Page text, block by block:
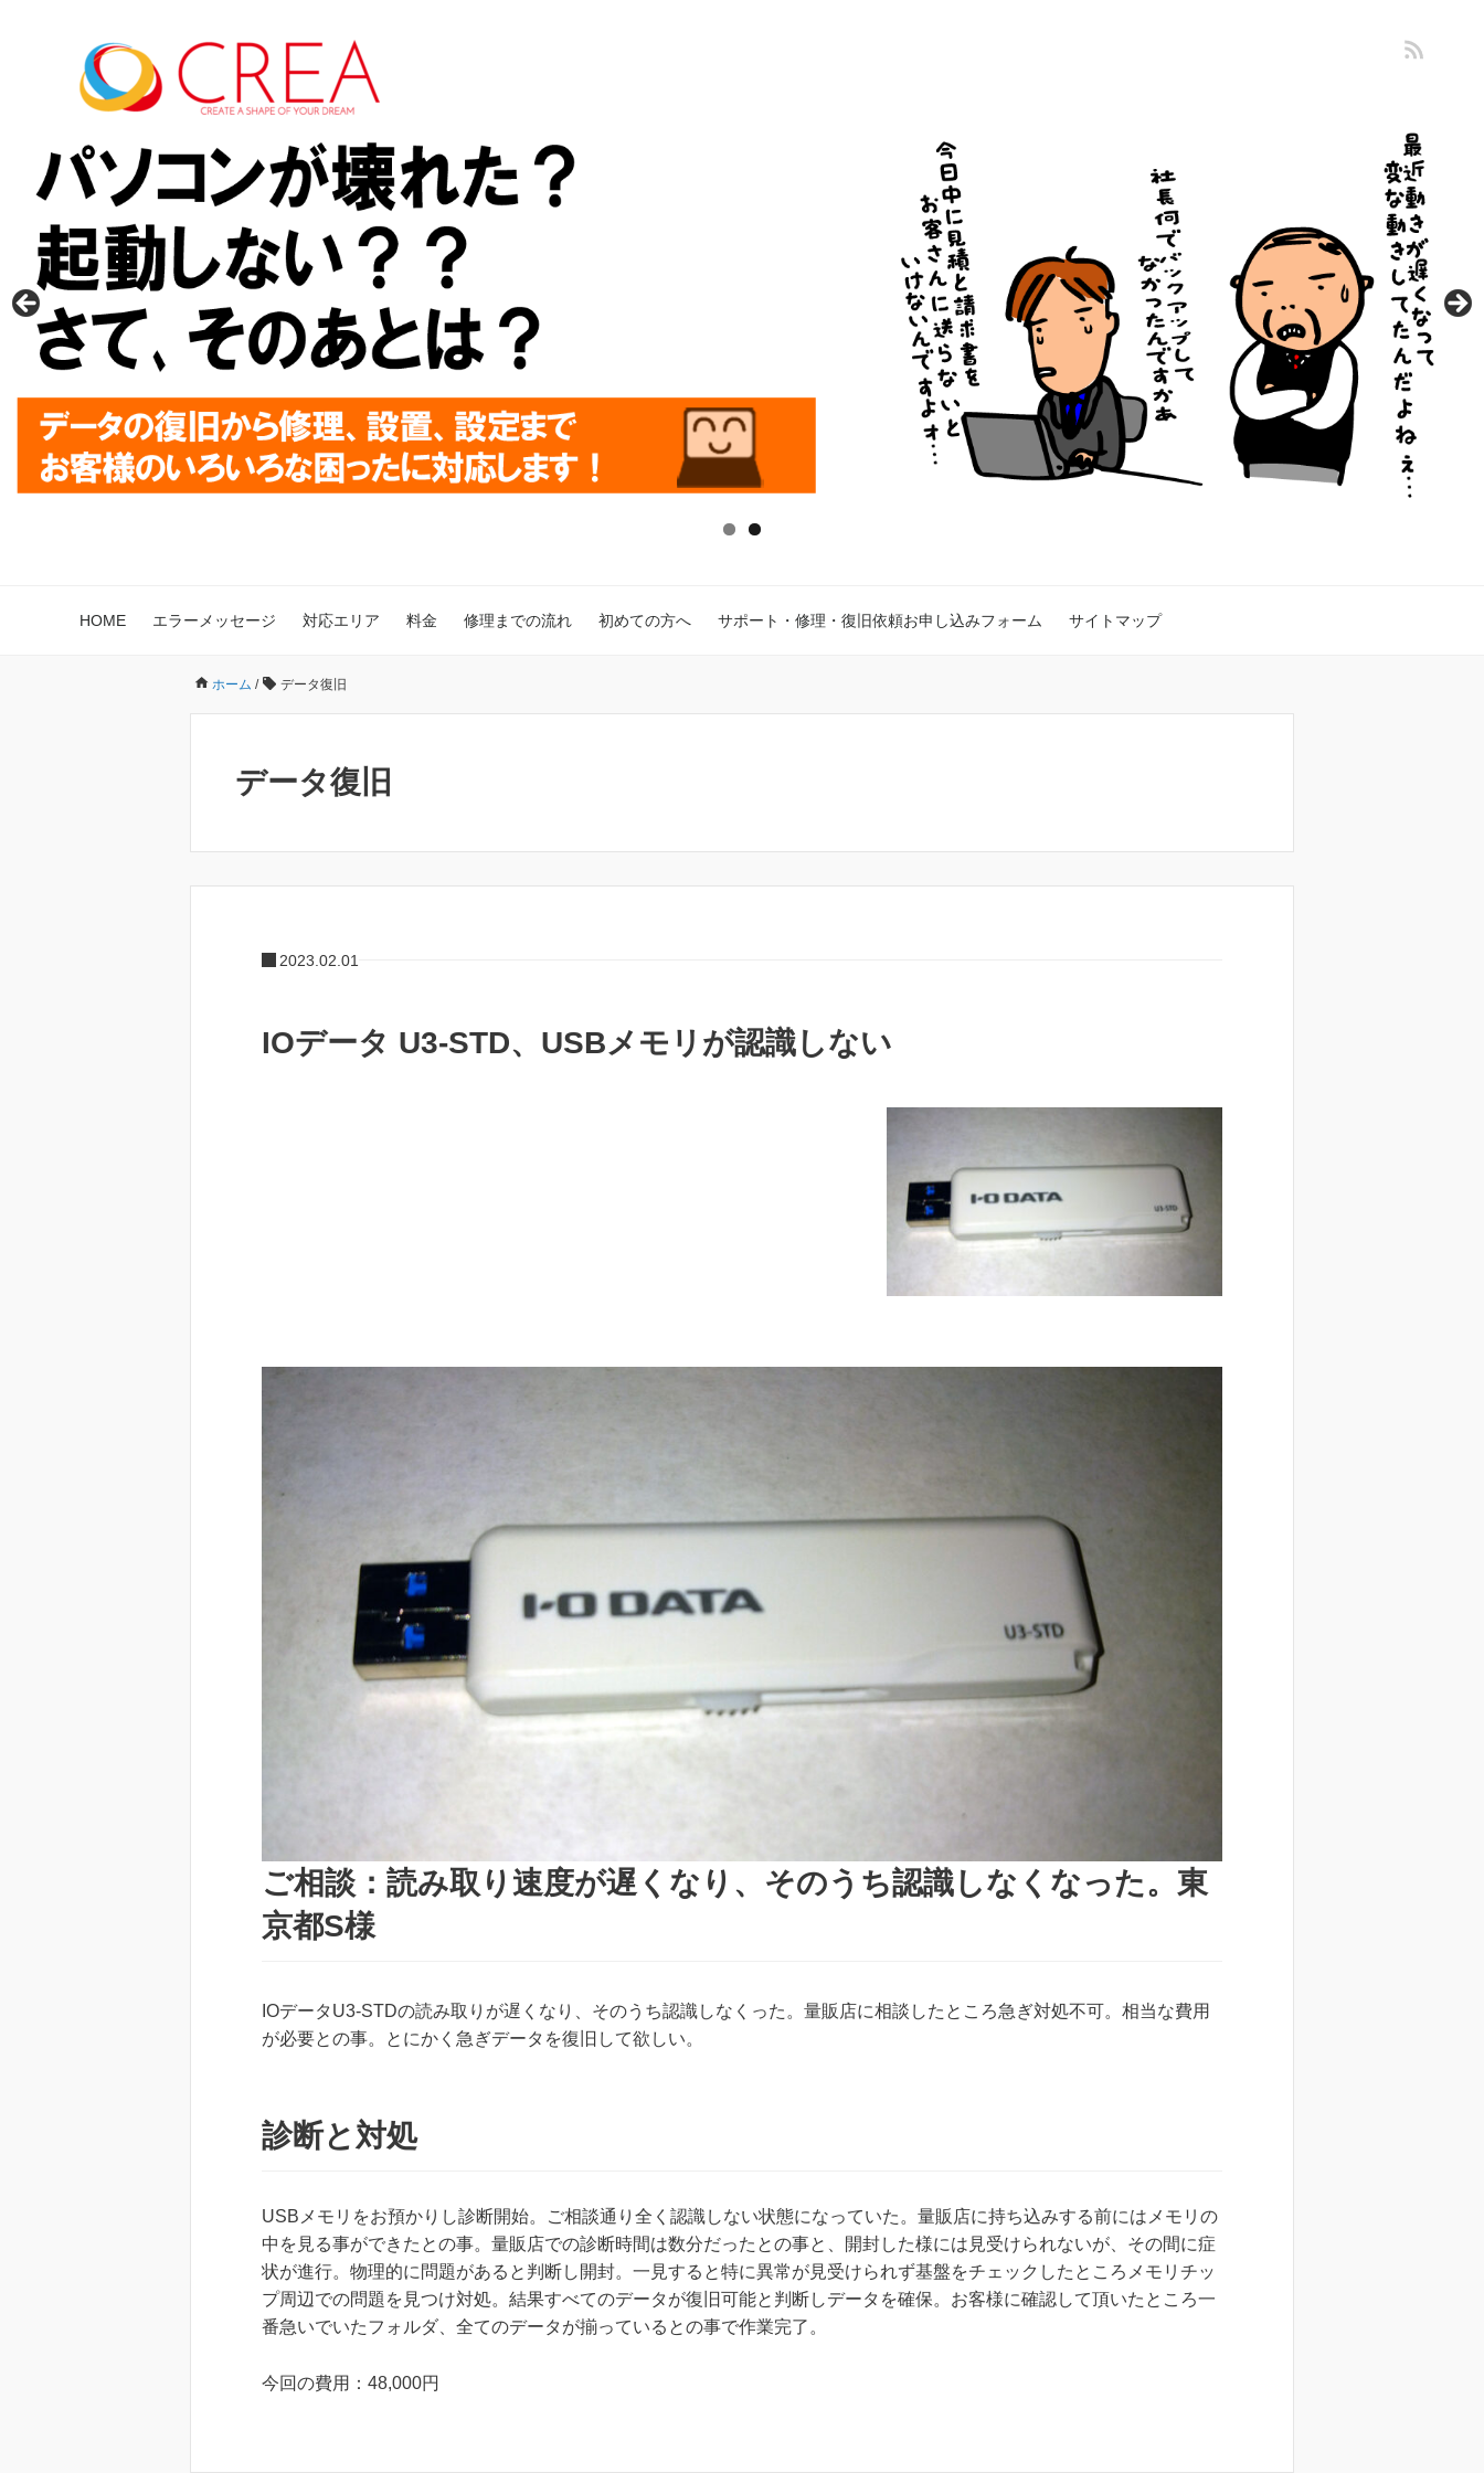
HOME エラーメッセージ 対応エリア 料金 修理までの流れ 初めての方へ サポート・修理・復旧依頼お申し込みフォーム サイトマップ
ホーム / データ復旧
データ復旧
2023.02.01
IOデータ U3-STD、USBメモリが認識しない
ご相談：読み取り速度が遅くなり、そのうち認識しなくなった。東
京都S様
IOデータU3-STDの読み取りが遅くなり、そのうち認識しなくった。量販店に相談したところ急ぎ対処不可。相当な費用
が必要との事。とにかく急ぎデータを復旧して欲しい。
診断と対処
USBメモリをお預かりし診断開始。ご相談通り全く認識しない状態になっていた。量販店に持ち込みする前にはメモリの
中を見る事ができたとの事。量販店での診断時間は数分だったとの事と、開封した様には見受けられないが、その間に症
状が進行。物理的に問題があると判断し開封。一見すると特に異常が見受けられず基盤をチェックしたところメモリチッ
プ周辺での問題を見つけ対処。結果すべてのデータが復旧可能と判断しデータを確保。お客様に確認して頂いたところ一
番急いでいたフォルダ、全てのデータが揃っているとの事で作業完了。
今回の費用：48,000円